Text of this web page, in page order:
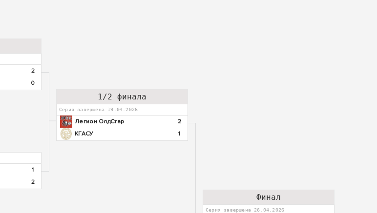
2
0
1
2
1/2 финала
Серия завершена 19.04.2026
Легион ОлдСтар
2
КГАСУ
1
Финал
Серия завершена 26.04.2026